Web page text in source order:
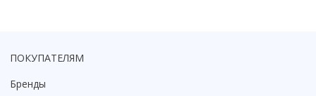
ПОКУПАТЕЛЯМ
Бренды